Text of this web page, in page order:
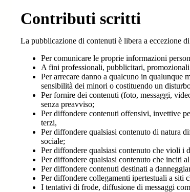
Contributi scritti
La pubblicazione di contenuti è libera a eccezione
Per comunicare le proprie informazioni
A fini professionali, pubblicitari,
Per arrecare danno a qualcuno in
sensibilità dei minori o costituendo un
Per fornire dei contenuti (foto, messaggi,
senza preavviso;
Per diffondere contenuti offensivi, invettive
terzi,
Per diffondere qualsiasi contenuto di natura
sociale;
Per diffondere qualsiasi contenuto che violi
Per diffondere qualsiasi contenuto che inciti
Per diffondere contenuti destinati a
Per diffondere collegamenti ipertestuali a siti
I tentativi di frode, diffusione di messaggi